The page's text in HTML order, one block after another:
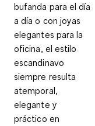
bufanda para el día
a día o con joyas
elegantes para la
oficina, el estilo
escandinavo
siempre resulta
atemporal,
elegante y
práctico en